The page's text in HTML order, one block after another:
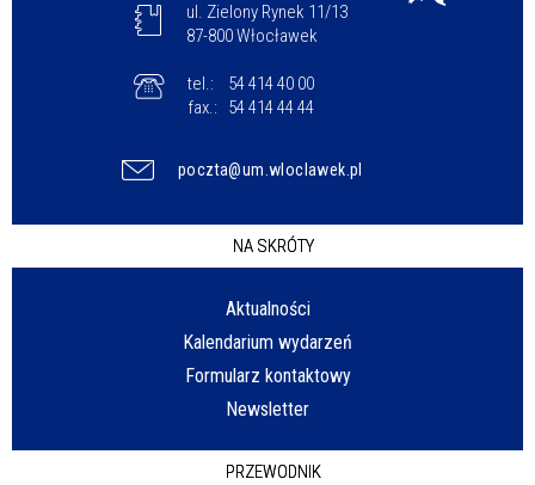
ul. Zielony Rynek 11/13
87-800 Włocławek
tel.:
54 414 40 00
fax.:
54 414 44 44
poczta@um.wloclawek.pl
NA SKRÓTY
Aktualności
Kalendarium wydarzeń
Formularz kontaktowy
Newsletter
PRZEWODNIK